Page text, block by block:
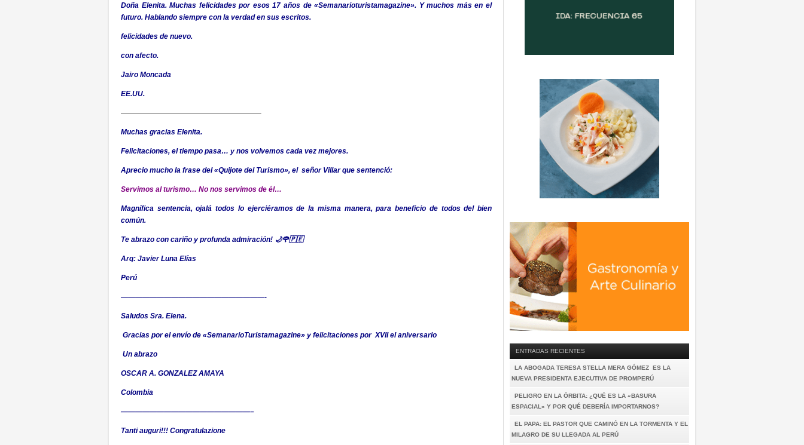
Doña Elenita. Muchas felicidades por esos 17 años de «Semanarioturistamagazine». Y muchos más en el
futuro. Hablando siempre con la verdad en sus escritos.
felicidades de nuevo.
con afecto.
Jairo Moncada
EE.UU.
———————————————————–
Muchas gracias Elenita.
Felicitaciones, el tiempo pasa… y nos volvemos cada vez mejores.
Aprecio mucho la frase del «Quijote del Turismo», el señor Villar que sentenció:
Servimos al turismo… No nos servimos de él…
Magnífica sentencia, ojalá todos lo ejerciéramos de la misma manera, para beneficio de todos del bien
común.
Te abrazo con cariño y profunda admiración! 🌙🌹🇵🇪
Arq: Javier Luna Elías
Perú
————————————————————-
Saludos Sra. Elena.
Gracias por el envío de «SemanarioTuristamagazine» y felicitaciones por XVII el aniversario
Un abrazo
OSCAR A. GONZALEZ AMAYA
Colombia
——————————————————–
Tanti auguri!!! Congratulazione
ENTRADAS RECIENTES
LA ABOGADA TERESA STELLA MERA GÓMEZ ES LA
NUEVA PRESIDENTA EJECUTIVA DE PROMPERÚ
PELIGRO EN LA ÓRBITA: ¿QUÉ ES LA «BASURA
ESPACIAL» Y POR QUÉ DEBERÍA IMPORTARNOS?
EL PAPA: EL PASTOR QUE CAMINÓ EN LA TORMENTA Y EL
MILAGRO DE SU LLEGADA AL PERÚ